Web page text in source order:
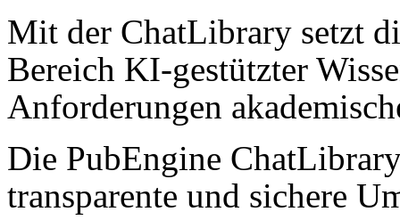
Mit der ChatLibrary setzt
Bereich KI-gestützter
Anforderungen
Die PubEngine
transparente und sichere